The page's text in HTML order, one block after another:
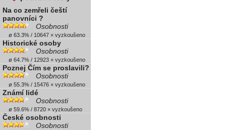
Na co zemřeli čeští
panovníci ?
Osobnosti
ø 63.3% / 10647 × vyzkoušeno
Historické osoby
Osobnosti
ø 64.7% / 12923 × vyzkoušeno
Poznej Čím se proslavili?
Osobnosti
ø 55.3% / 15476 × vyzkoušeno
Známí lidé
Osobnosti
ø 59.6% / 8720 × vyzkoušeno
České osobnosti
Osobnosti